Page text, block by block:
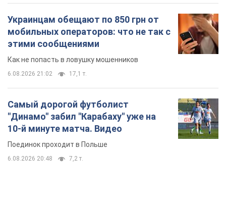
Украинцам обещают по 850 грн от
мобильных операторов: что не так с
этими сообщениями
Как не попасть в ловушку мошенников
6.08.2026 21:02 17,1 т.
Самый дорогой футболист
"Динамо" забил "Карабаху" уже на
10-й минуте матча. Видео
Поединок проходит в Польше
6.08.2026 20:48 7,2 т.